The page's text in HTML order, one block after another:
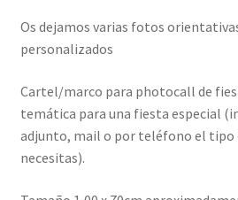
Os dejamos varias fotos
personalizados
Cartel/marco para photocall de
temática para una fiesta especial
adjunto, mail o por teléfono el tipo
necesitas).